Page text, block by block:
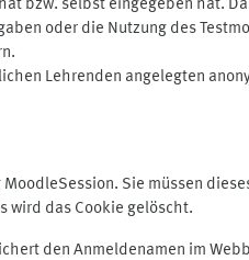
bzw. selbst eingegeben hat.
oder die Nutzung des
Lehrenden angelegten
Sie müssen
wird das Cookie gelöscht.
den Anmeldenamen im